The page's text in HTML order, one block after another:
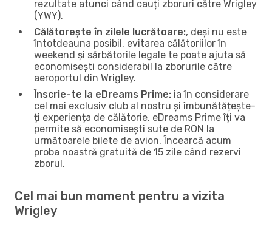
rezultate atunci când cauți zboruri către Wrigley
(YWY).
Călătorește în zilele lucrătoare:, deși nu este
întotdeauna posibil, evitarea călătoriilor în
weekend și sărbătorile legale te poate ajuta să
economisești considerabil la zborurile către
aeroportul din Wrigley.
Înscrie-te la eDreams Prime: ia în considerare
cel mai exclusiv club al nostru și îmbunătățește-
ți experiența de călătorie. eDreams Prime îți va
permite să economisești sute de RON la
următoarele bilete de avion. Încearcă acum
proba noastră gratuită de 15 zile când rezervi
zborul.
Cel mai bun moment pentru a vizita
Wrigley